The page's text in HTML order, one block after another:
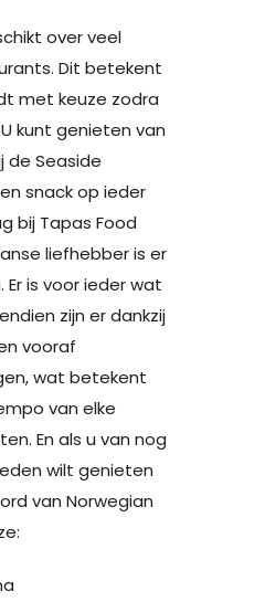
over veel
Dit betekent
met keuze zodra
kunt genieten van
de Seaside
snack op ieder
bij Tapas Food
liefhebber is er
is voor ieder wat
zijn er dankzij
vooraf
wat betekent
van elke
En als u van nog
wilt genieten
van Norwegian